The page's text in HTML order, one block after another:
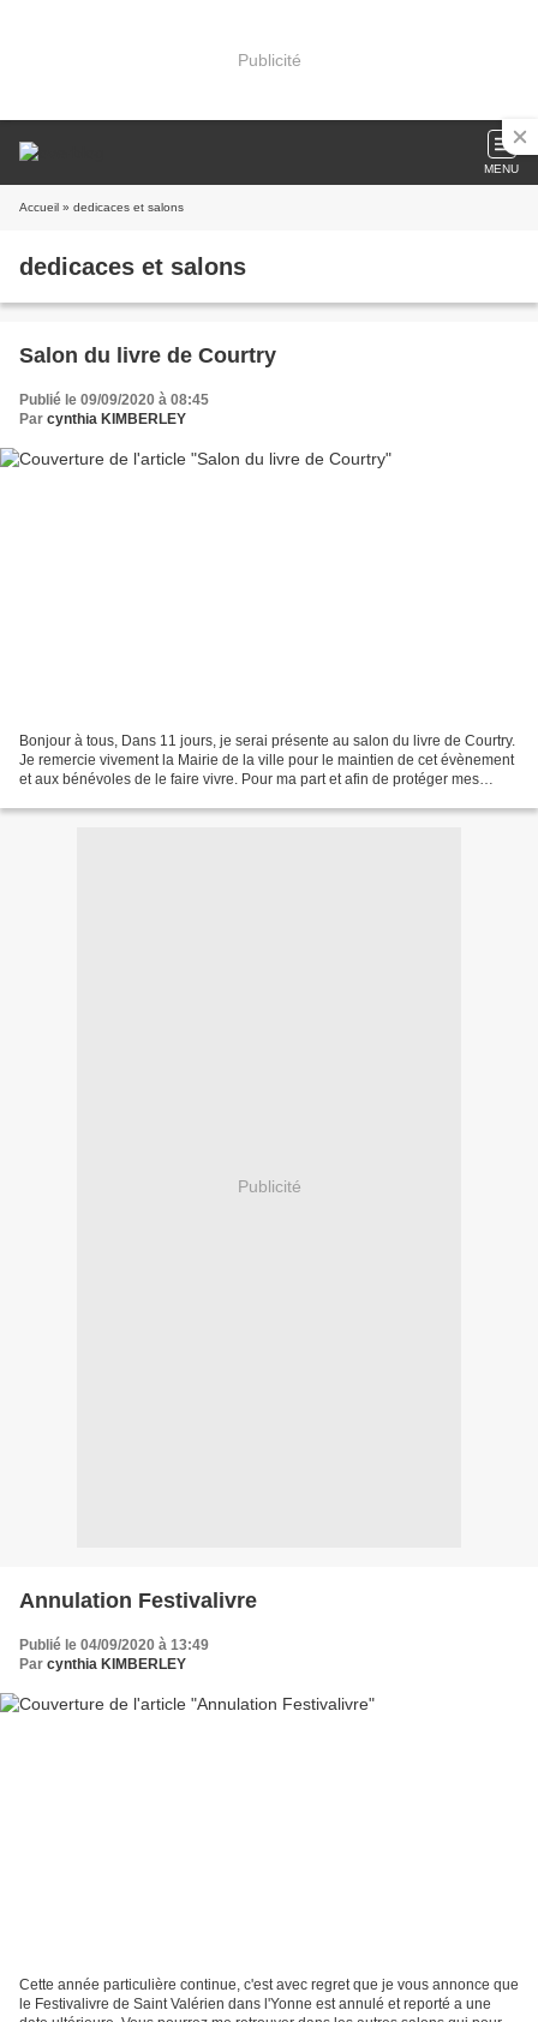
Publicité
MENU
Accueil » dedicaces et salons
dedicaces et salons
Salon du livre de Courtry
Publié le 09/09/2020 à 08:45
Par cynthia KIMBERLEY
Bonjour à tous, Dans 11 jours, je serai présente au salon du livre de Courtry.
Je remercie vivement la Mairie de la ville pour le maintien de cet évènement
et aux bénévoles de le faire vivre. Pour ma part et afin de protéger mes
Publicité
Annulation Festivalivre
Publié le 04/09/2020 à 13:49
Par cynthia KIMBERLEY
Cette année particulière continue, c'est avec regret que je vous annonce que
le Festivalivre de Saint Valérien dans l'Yonne est annulé et reporté a une